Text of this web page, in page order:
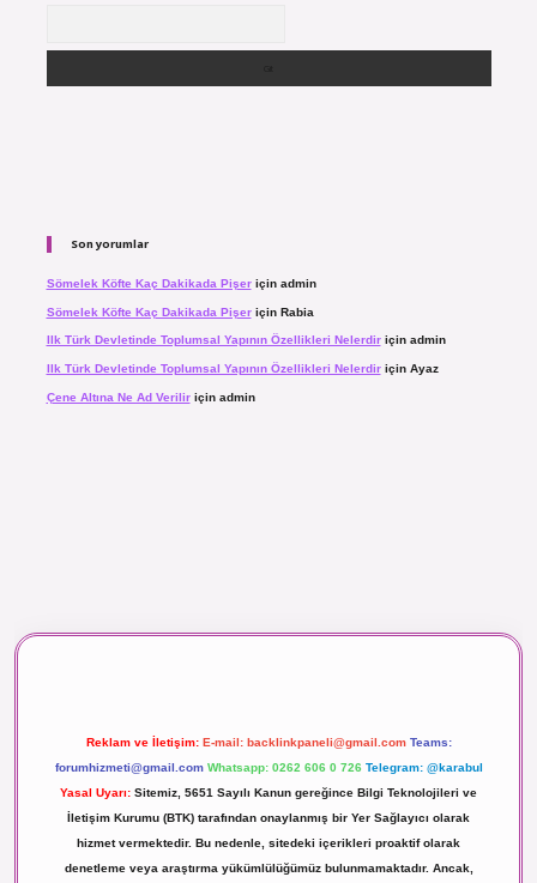
Son yorumlar
Sömelek Köfte Kaç Dakikada Pişeriçin admin
Sömelek Köfte Kaç Dakikada Pişeriçin Rabia
Ilk Türk Devletinde Toplumsal Yapının Özellikleri Nelerdiriçin admin
Ilk Türk Devletinde Toplumsal Yapının Özellikleri Nelerdiriçin Ayaz
Çene Altına Ne Ad Veriliriçin admin
Reklam ve İletişim: E-mail: backlinkpaneli@gmail.com Teams:
forumhizmeti@gmail.com Whatsapp: 0262 606 0 726 Telegram: @karabul
Yasal Uyarı: Sitemiz, 5651 Sayılı Kanun gereğince Bilgi Teknolojileri ve
İletişim Kurumu (BTK) tarafından onaylanmış bir Yer Sağlayıcı olarak
hizmet vermektedir. Bu nedenle, sitedeki içerikleri proaktif olarak
denetleme veya araştırma yükümlülüğümüz bulunmamaktadır. Ancak,